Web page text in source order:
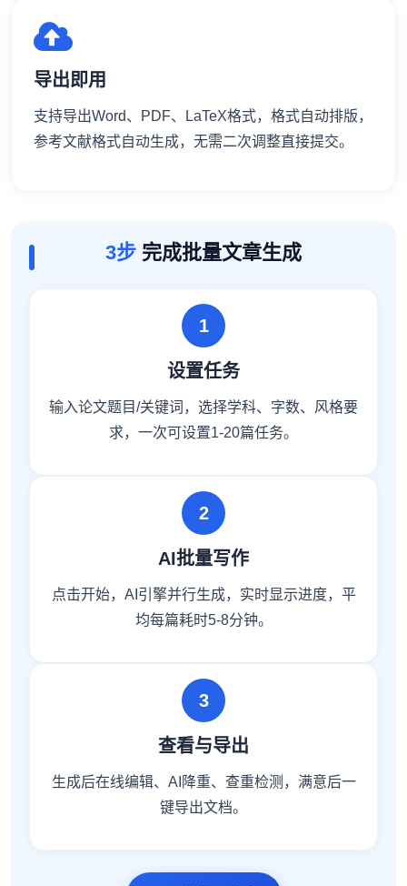
导出即用
支持导出Word、PDF、LaTeX格式，格式自动排版，
参考文献格式自动生成，无需二次调整直接提交。
3步 完成批量文章生成
1
设置任务
输入论文题目/关键词，选择学科、字数、风格要
求，一次可设置1-20篇任务。
2
AI批量写作
点击开始，AI引擎并行生成，实时显示进度，平
均每篇耗时5-8分钟。
3
查看与导出
生成后在线编辑、AI降重、查重检测，满意后一
键导出文档。